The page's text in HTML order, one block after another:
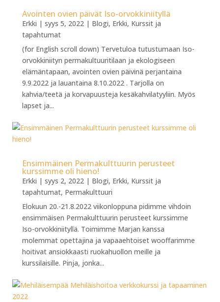
Avointen ovien päivät Iso-orvokkiniityllä
Erkki | syys 5, 2022| Blogi, Erkki, Kurssit ja
tapahtumat
(for English scroll down) Tervetuloa tutustumaan Iso-
orvokkiniityn permakultuuritilaan ja ekologiseen
elämäntapaan, avointen ovien päivinä perjantaina
9.9.2022 ja lauantaina 8.10.2022 . Tarjolla on
kahvia/teetä ja korvapuusteja kesäkahvilatyyliin. Myös
lapset ja...
Ensimmäinen Permakulttuurin perusteet
kurssimme oli hieno!
Erkki | syys 2, 2022| Blogi, Erkki, Kurssit ja
tapahtumat, Permakulttuuri
Elokuun 20.-21.8.2022 viikonloppuna pidimme vihdoin
ensimmäisen Permakulttuurin perusteet kurssimme
Iso-orvokkiniityllä. Toimimme Marjan kanssa
molemmat opettajina ja vapaaehtoiset wooffarimme
hoitivat ansiokkaasti ruokahuollon meille ja
kurssilaisille. Pinja, jonka...